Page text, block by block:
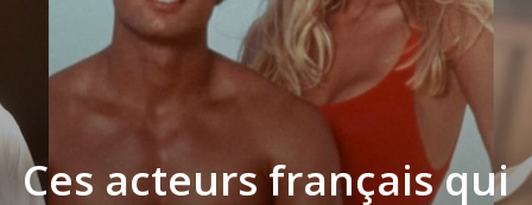
Ces acteurs français qui